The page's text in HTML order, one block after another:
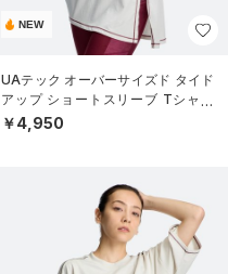
NEW
UAテック オーバーサイズド タイド
アップ ショートスリーブ Tシャツ
（トレーニング/WOMEN）
￥4,950